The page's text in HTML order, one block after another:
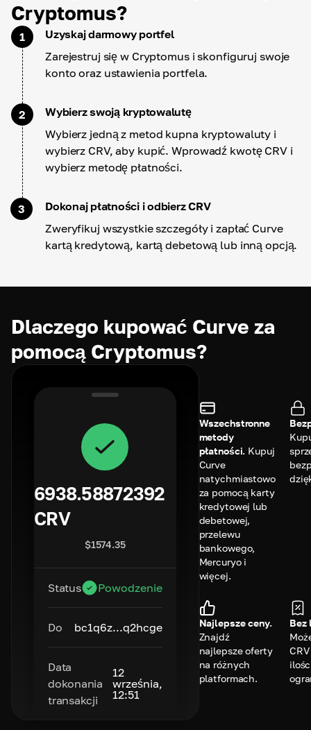
Cryptomus?
1
Uzyskaj darmowy portfel
Zarejestruj się w Cryptomus i skonfiguruj swoje
konto oraz ustawienia portfela.
2
Wybierz swoją kryptowalutę
Wybierz jedną z metod kupna kryptowaluty i
wybierz CRV, aby kupić. Wprowadź kwotę CRV i
wybierz metodę płatności.
3
Dokonaj płatności i odbierz CRV
Zweryfikuj wszystkie szczegóły i zapłać Curve
kartą kredytową, kartą debetową lub inną opcją.
Dlaczego kupować Curve za
pomocą Cryptomus?
6938.58872392
CRV
$1574.35
Status Powodzenie
Do bc1q6z...q2hcge
Data
dokonania
transakcji
12
września,
12:51
Wszechstronne
metody
płatności. Kupuj
Curve
natychmiastowo
za pomocą karty
kredytowej lub
debetowej,
przelewu
bankowego,
Mercuryo i
więcej.
Najlepsze ceny.
Znajdź
najlepsze oferty
na różnych
platformach.
Bez